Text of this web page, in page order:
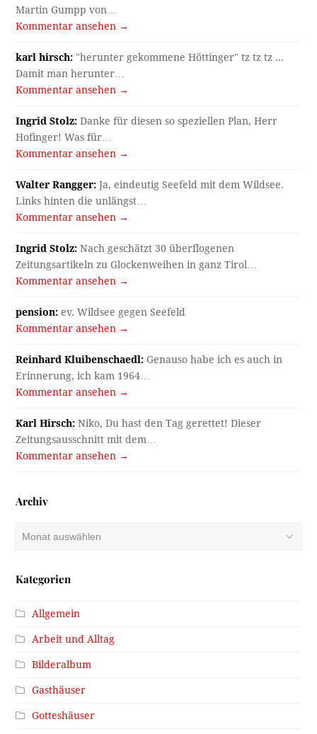
Martin Gumpp von…
Kommentar ansehen →
karl hirsch: "herunter gekommene Höttinger" tz tz tz ...
Damit man herunter…
Kommentar ansehen →
Ingrid Stolz: Danke für diesen so speziellen Plan, Herr
Hofinger! Was für…
Kommentar ansehen →
Walter Rangger: Ja, eindeutig Seefeld mit dem Wildsee.
Links hinten die unlängst…
Kommentar ansehen →
Ingrid Stolz: Nach geschätzt 30 überflogenen
Zeitungsartikeln zu Glockenweihen in ganz Tirol…
Kommentar ansehen →
pension: ev. Wildsee gegen Seefeld
Kommentar ansehen →
Reinhard Kluibenschaedl: Genauso habe ich es auch in
Erinnerung, ich kam 1964…
Kommentar ansehen →
Karl Hirsch: Niko, Du hast den Tag gerettet! Dieser
Zeitungsausschnitt mit dem…
Kommentar ansehen →
Archiv
Kategorien
Allgemein
Arbeit und Alltag
Bilderalbum
Gasthäuser
Gotteshäuser